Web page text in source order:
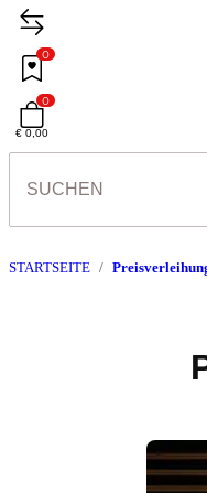
0
0
€ 0,00
STARTSEITE